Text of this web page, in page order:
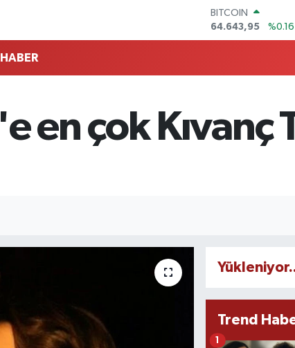
BITCOIN
64.643,95
%0.16
DOLAR
%0.2
GRAM ALTIN
6513.94
%0.32
en çok Kıvanç
Trend
1